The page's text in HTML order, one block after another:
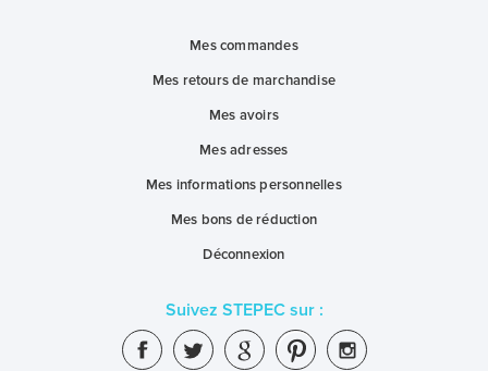
Mes commandes
Mes retours de marchandise
Mes avoirs
Mes adresses
Mes informations personnelles
Mes bons de réduction
Déconnexion
Suivez STEPEC sur :